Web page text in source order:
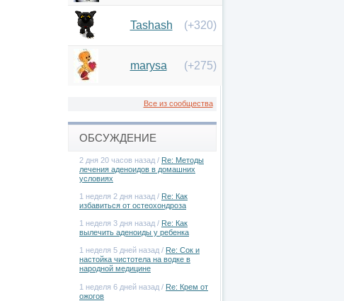
Tashash (+320)
marysa (+275)
Все из сообщества
ОБСУЖДЕНИЕ
2 дня 20 часов назад / Re: Методы
лечения аденоидов в домашних
условиях
1 неделя 2 дня назад / Re: Как
избавиться от остеохондроза
1 неделя 3 дня назад / Re: Как
вылечить аденоиды у ребенка
1 неделя 5 дней назад / Re: Сок и
настойка чистотела на водке в
народной медицине
1 неделя 6 дней назад / Re: Крем от
ожогов